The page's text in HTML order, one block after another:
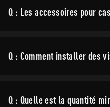
Q : Les accessoires pour
Q : Comment installer des
Q : Quelle est la quantité